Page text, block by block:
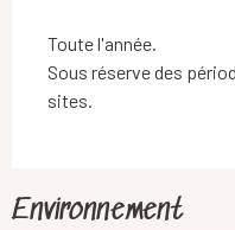
Toute l'année.
Sous réserve des
sites.
Environnement